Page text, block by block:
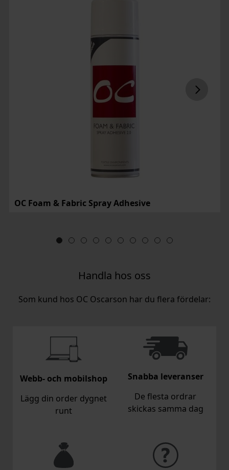
OC Foam & Fabric Spray Adhesive
Handla hos oss
Som kund hos OC Oscarson har du flera fördelar:
Webb- och mobilshop
Lägg din order dygnet
runt
Snabba leveranser
De flesta ordrar
skickas samma dag